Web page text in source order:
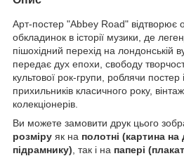
Арт-постер "Abbey Road" відтворює
обкладинок в історії музики, де
пішохідний перехід на лондонській
передає дух епохи, свободу
культової рок-групи, роблячи
прихильників класичного року,
колекціонерів.
Ви можете замовити друк цього
розміру як на полотні (картина
підрамнику) , так і на папері